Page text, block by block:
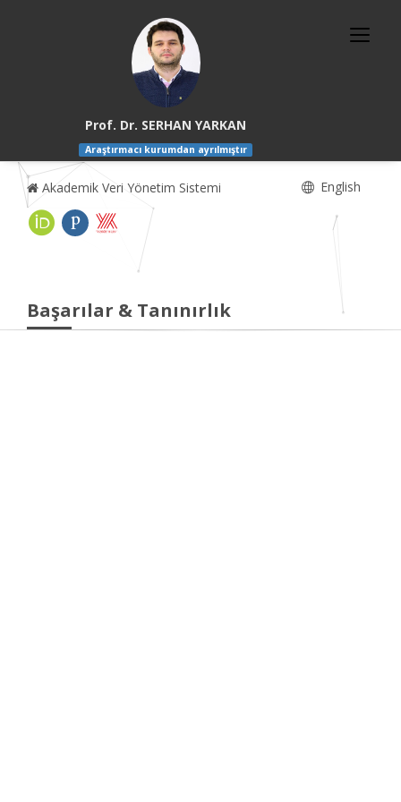
Prof. Dr. SERHAN YARKAN
Araştırmacı kurumdan ayrılmıştır
Akademik Veri Yönetim Sistemi English
Başarılar & Tanınırlık